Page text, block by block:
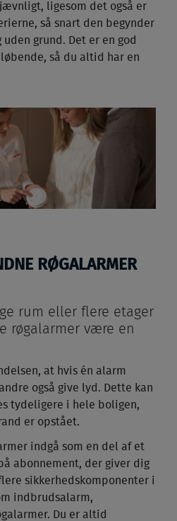
ligesom det også er
så snart den begynder
grund. Det er en god
så du altid har en
RØGALARMER
rum eller flere etager
røgalarmer være en
at hvis én alarm
også give lyd. Dette kan
tydeligere i hele boligen,
er opstået.
indgå som en del af et
abonnement, der giver dig
sikkerhedskomponenter i
indbrudsalarm,
Du er altid